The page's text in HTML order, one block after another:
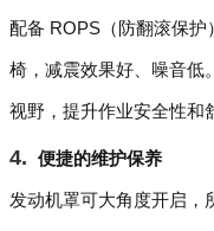
配备 ROPS（防翻滚保护
椅，减震效果好、噪音低
视野，提升作业安全性和
便捷的维护保养
发动机罩可大角度开启，